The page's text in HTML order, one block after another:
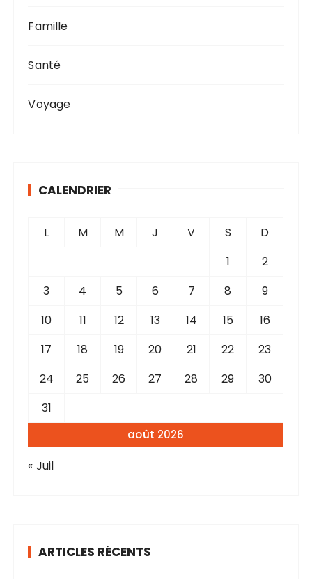
Famille
Santé
Voyage
CALENDRIER
août 2026
L M M J V S
D
1
2
3
4 5 6 7 8
9
10
11 12 13 14 15
16
17
18 19 20 21 22
23
24
25 26 27 28 29
30
31
« Juil
ARTICLES RÉCENTS